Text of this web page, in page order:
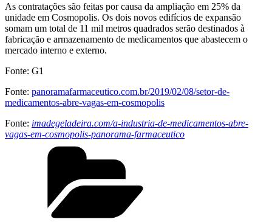
As contratações são feitas por causa da ampliação em 25% da
unidade em Cosmopolis. Os dois novos edifícios de expansão
somam um total de 11 mil metros quadrados serão destinados à
fabricação e armazenamento de medicamentos que abastecem o
mercado interno e externo.
Fonte: G1
Fonte: panoramafarmaceutico.com.br/2019/02/08/setor-de-
medicamentos-abre-vagas-em-cosmopolis
Fonte: imadegeladeira.com/a-industria-de-medicamentos-abre-
vagas-em-cosmopolis-panorama-farmaceutico